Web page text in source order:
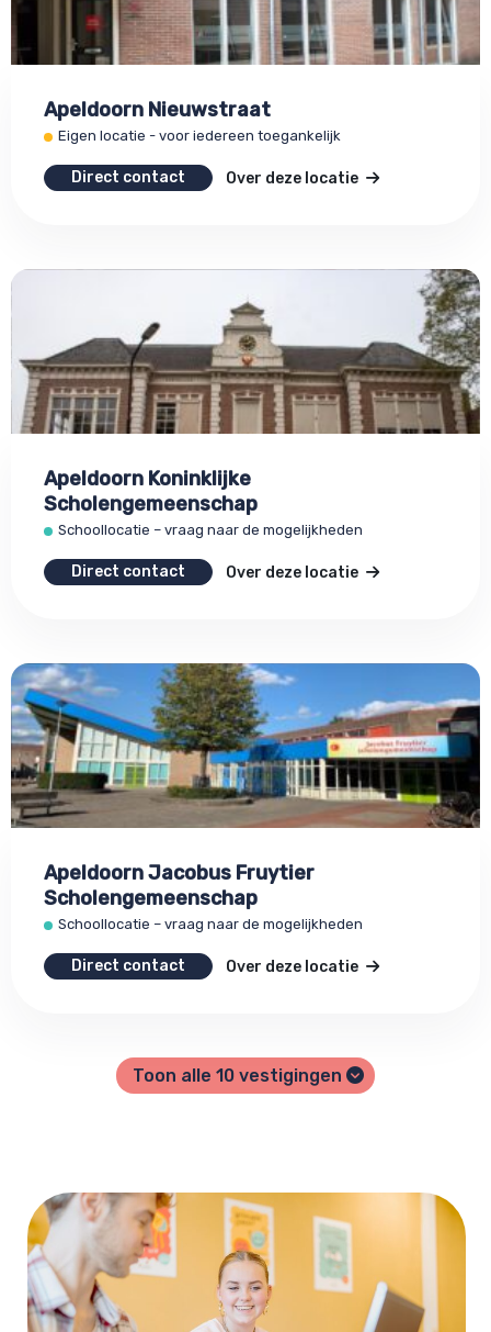
Apeldoorn Nieuwstraat
Eigen locatie - voor iedereen toegankelijk
Direct contact Over deze locatie
Apeldoorn Koninklijke
Scholengemeenschap
Schoollocatie – vraag naar de mogelijkheden
Direct contact Over deze locatie
Apeldoorn Jacobus Fruytier
Scholengemeenschap
Schoollocatie – vraag naar de mogelijkheden
Direct contact Over deze locatie
Toon alle 10 vestigingen